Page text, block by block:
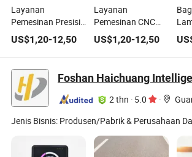
Layanan
Pemesinan Presisi
untuk Aksesoris
Sepeda dan
Komponen Logam
US$1,20-12,50
Layanan
Pemesinan CNC
Kustom untuk
Produsen Aksesori
Sepeda di Seluruh
Dunia
US$1,20-12,50
2 thn · 5.0 ·
Jenis Bisnis: Produsen/Pabrik & Perusahaan